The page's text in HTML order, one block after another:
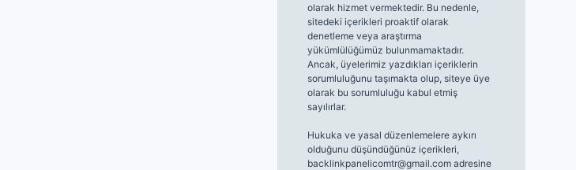
olarak hizmet vermektedir. Bu nedenle,
sitedeki içerikleri proaktif olarak
denetleme veya araştırma
yükümlülüğümüz bulunmamaktadır.
Ancak, üyelerimiz yazdıkları içeriklerin
sorumluluğunu taşımakta olup, siteye üye
olarak bu sorumluluğu kabul etmiş
sayılırlar.
Hukuka ve yasal düzenlemelere aykırı
olduğunu düşündüğünüz içerikleri,
backlinkpanelicomtr@gmail.comadresine